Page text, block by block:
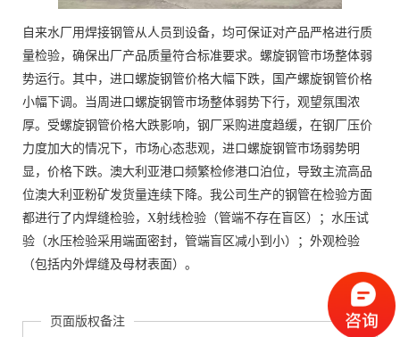
自来水厂用焊接钢管从人员到设备，均可保证对产品严格进行质
量检验，确保出厂产品质量符合标准要求。螺旋钢管市场整体弱
势运行。其中，进口螺旋钢管价格大幅下跌，国产螺旋钢管价格
小幅下调。当周进口螺旋钢管市场整体弱势下行，观望氛围浓
厚。受螺旋钢管价格大跌影响，钢厂采购进度趋缓，在钢厂压价
力度加大的情况下，市场心态悲观，进口螺旋钢管市场弱势明
显，价格下跌。澳大利亚港口频繁检修港口泊位，导致主流高品
位澳大利亚粉矿发货量连续下降。我公司生产的钢管在检验方面
都进行了内焊缝检验，X射线检验（管端不存在盲区）；水压试
验（水压检验采用端面密封，管端盲区减小到小）；外观检验
（包括内外焊缝及母材表面）。
页面版权备注